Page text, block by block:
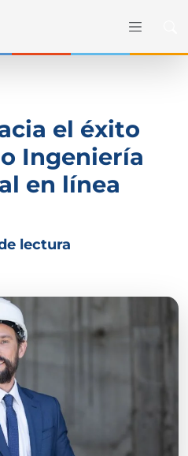
el éxito
Ingeniería
en línea
lectura